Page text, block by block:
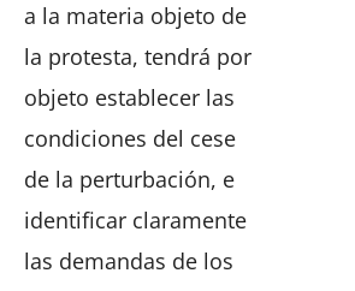
a la materia objeto de
la protesta, tendrá por
objeto establecer las
condiciones del cese
de la perturbación, e
identificar claramente
las demandas de los